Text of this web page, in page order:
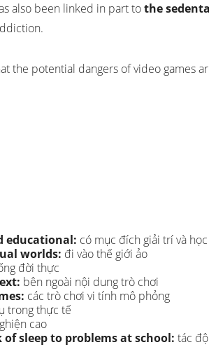
also been linked in part tothe
the potential dangers of video games
educational: có mục đích giải trí và
worlds: đi vào thế giới ảo
đời thực
bên ngoài nội dung trò chơi
các trò chơi vi tính mô phỏng
trong thực tế
cao
sleep to problems at school: tác